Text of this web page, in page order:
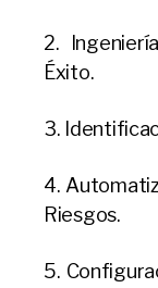
2.
Éxito.
3.
4.
Riesgos.
5.